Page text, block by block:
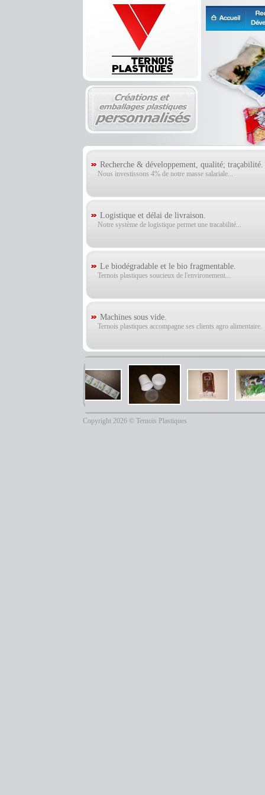
Recherche & développement, qualité; traçabilité.
Nous investissons 4% de notre masse salariale...
Logistique et délai de livraison.
Notre système de logistique permet une tracabilité...
Le biodégradable et le bio fragmentable.
Ternois plastiques soucieux de l'environement...
Machines sous vide.
Ternois plastiques accompagne ses clients agro alimentaire.
Copyright 2026 © Ternois Plastiques